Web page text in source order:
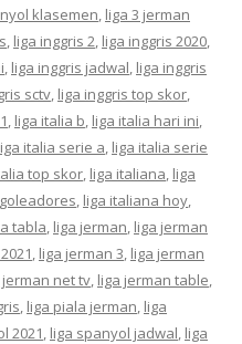
klasemen, liga 3 jerman
, liga inggris 2, liga inggris 2020,
, liga inggris jadwal, liga inggris
sctv, liga inggris top skor,
, liga italia b, liga italia hari ini,
italia serie a, liga italia serie
top skor, liga italiana, liga
, liga italiana hoy,
tabla, liga jerman, liga jerman
, liga jerman 3, liga jerman
jerman net tv, liga jerman table,
, liga piala jerman, liga
2021, liga spanyol jadwal, liga